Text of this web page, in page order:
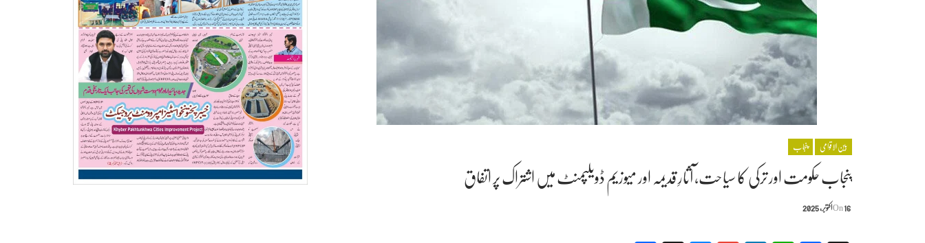
بین الاقوامی پنجاب
پنجاب حکومت اور ترکی کا سیاحت، آثارِ قدیمہ اور میوزیم ڈویلپمنٹ میں اشتراک پر اتفاق
On 16 اکتوبر, 2025